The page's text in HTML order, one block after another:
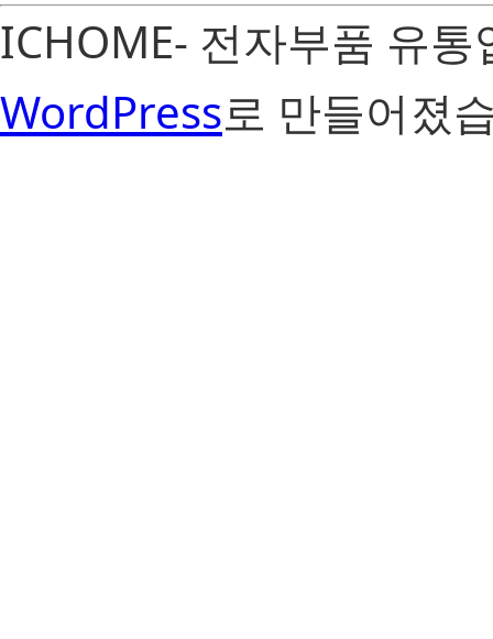
ICHOME- 전자부품 유
WordPress로 만들어졌